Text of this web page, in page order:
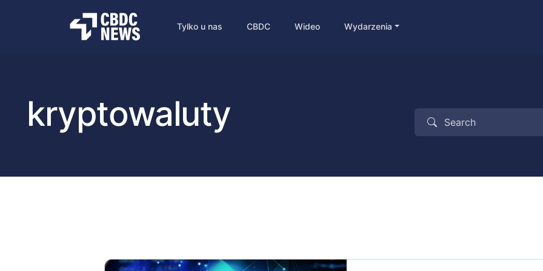
Tylko u nas CBDC Wideo Wydarzenia
kryptowaluty